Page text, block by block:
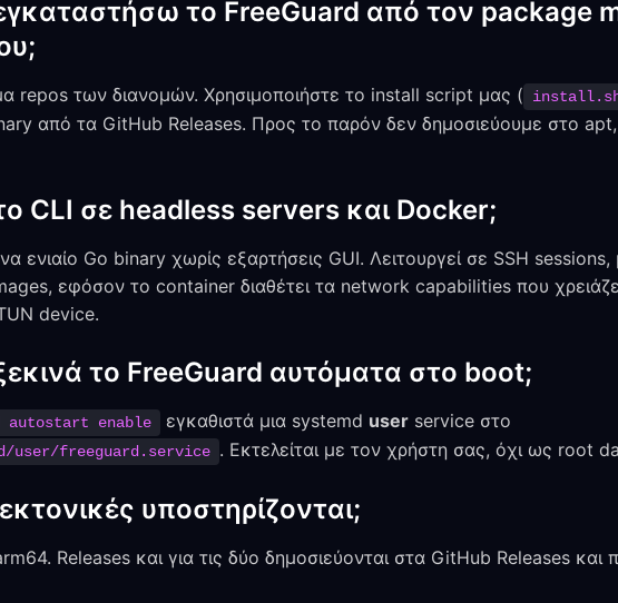
το FreeGuard από τον package
repos των διανομών. Χρησιμοποιήστε το install script μας (
από τα GitHub Releases. Προς το παρόν δεν δημοσιεύουμε στο
CLI σε headless servers και Docker;
ενιαίο Go binary χωρίς εξαρτήσεις GUI. Λειτουργεί σε SSH
εφόσον το container διαθέτει τα network capabilities που
device.
το FreeGuard αυτόματα στο boot;
autostart enable εγκαθιστά μια systemd user service στο
user/freeguard.service . Εκτελείται με τον χρήστη σας, όχι ως root
υποστηρίζονται;
Releases και για τις δύο δημοσιεύονται στα GitHub Releases